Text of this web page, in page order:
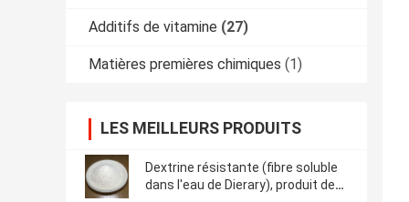
Additifs de vitamine (27)
Matières premières chimiques (1)
LES MEILLEURS PRODUITS
Dextrine résistante (fibre soluble
dans l'eau de Dierary), produit de